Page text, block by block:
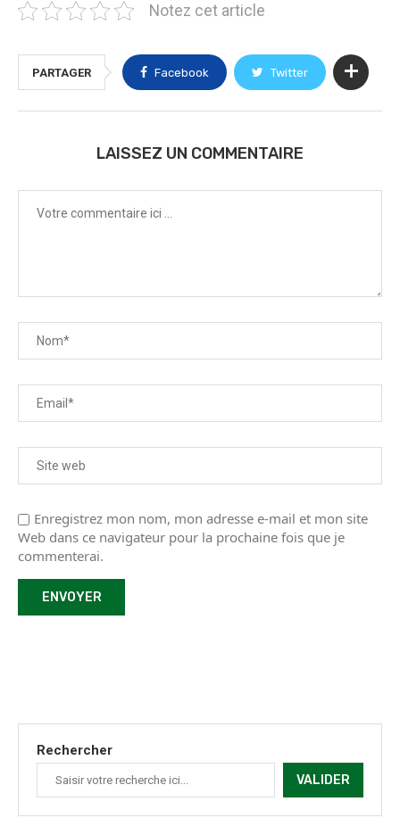
Notez cet article
PARTAGER Facebook Twitter
LAISSEZ UN COMMENTAIRE
Enregistrez mon nom, mon adresse e-mail et mon site
Web dans ce navigateur pour la prochaine fois que je
commenterai.
Rechercher
VALIDER